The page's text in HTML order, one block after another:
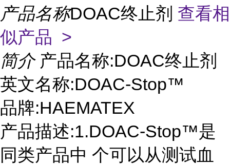
产品名称DOAC终止剂 查看相
似产品 >
简介 产品名称:DOAC终止剂
英文名称:DOAC-Stop™
品牌:HAEMATEX
产品描述:1.DOAC-Stop™是
同类产品中 个可以从测试血